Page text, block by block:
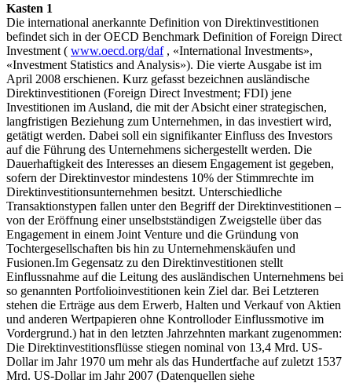
Kasten 1
Die international anerkannte Definition von Direktinvestitionen
befindet sich in der OECD Benchmark Definition of Foreign Direct
Investment ( www.oecd.org/daf, «International Investments»,
«Investment Statistics and Analysis»). Die vierte Ausgabe ist im
April 2008 erschienen. Kurz gefasst bezeichnen ausländische
Direktinvestitionen (Foreign Direct Investment; FDI) jene
Investitionen im Ausland, die mit der Absicht einer strategischen,
langfristigen Beziehung zum Unternehmen, in das investiert wird,
getätigt werden. Dabei soll ein signifikanter Einfluss des Investors
auf die Führung des Unternehmens sichergestellt werden. Die
Dauerhaftigkeit des Interesses an diesem Engagement ist gegeben,
sofern der Direktinvestor mindestens 10% der Stimmrechte im
Direktinvestitionsunternehmen besitzt. Unterschiedliche
Transaktionstypen fallen unter den Begriff der Direktinvestitionen –
von der Eröffnung einer unselbstständigen Zweigstelle über das
Engagement in einem Joint Venture und die Gründung von
Tochtergesellschaften bis hin zu Unternehmenskäufen und
Fusionen.Im Gegensatz zu den Direktinvestitionen stellt
Einflussnahme auf die Leitung des ausländischen Unternehmens bei
so genannten Portfolioinvestitionen kein Ziel dar. Bei Letzteren
stehen die Erträge aus dem Erwerb, Halten und Verkauf von Aktien
und anderen Wertpapieren ohne Kontrolloder Einflussmotive im
Vordergrund.) hat in den letzten Jahrzehnten markant zugenommen:
Die Direktinvestitionsflüsse stiegen nominal von 13,4 Mrd. US-
Dollar im Jahr 1970 um mehr als das Hundertfache auf zuletzt 1537
Mrd. US-Dollar im Jahr 2007 (Datenquellen siehe